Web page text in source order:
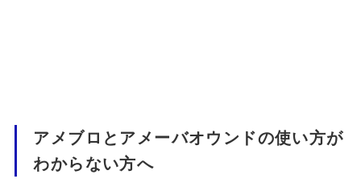
アメブロとアメーバオウンドの使い方が
わからない方へ